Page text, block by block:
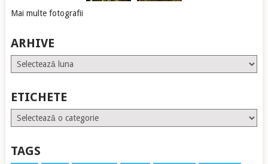
Mai multe fotografii
ARHIVE
Arhive
ETICHETE
Etichete
TAGS